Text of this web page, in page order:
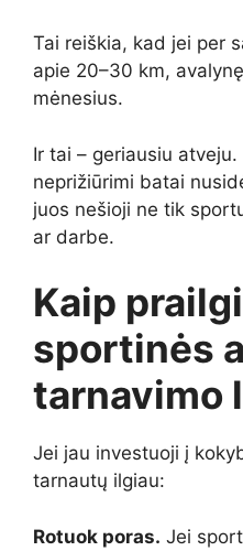
Tai reiškia, kad jei per
apie 20–30 km,
mėnesius.
Ir tai – geriausiu
neprižiūrimi batai
juos nešioji ne tik
ar darbe.
Kaip
sportinės
tarnavimo
Jei jau investuoji į
tarnautų ilgiau:
Rotuok poras. Jei